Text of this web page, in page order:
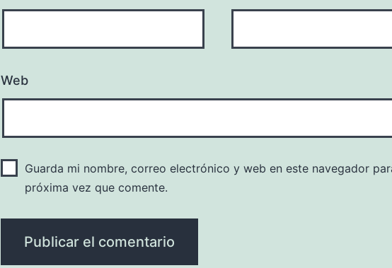
Web
Guarda mi nombre, correo electrónico y web en este navegador
próxima vez que comente.